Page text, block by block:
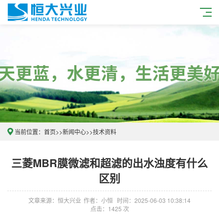
当前位置： 首页>>新闻中心>>技术资料
三菱MBR膜微滤和超滤的出水浊度有什么
区别
文章来源：恒大兴业 作者：小恒 时间：2025-06-03 10:38:14
点击：1425 次